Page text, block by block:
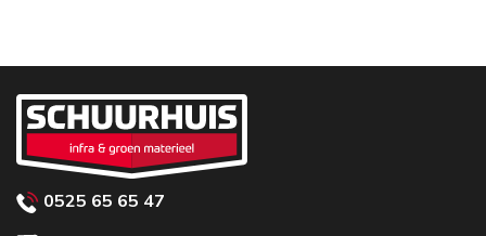
0525 65 65 47